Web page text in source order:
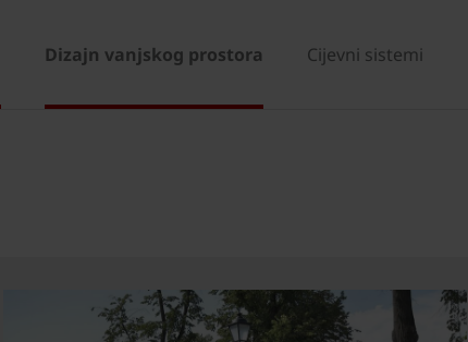
Dizajn vanjskog prostora Cijevni sistemi